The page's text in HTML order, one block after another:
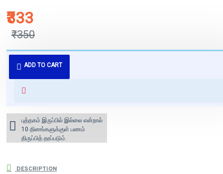
₹333
₹350
ADD TO CART
புத்தகம் 3 - 7 நாட்களில் அனுப்பி
வைக்கப்படும்.
for orders above ₹1000 within
புத்தகம் இருப்பில் இல்லை என்றால்
10 தினங்களுக்குள் பணம்
திருப்பித் தரப்படும்.
DESCRIPTION